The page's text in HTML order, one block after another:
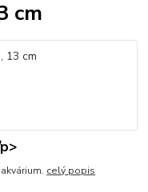
cm
celý popis